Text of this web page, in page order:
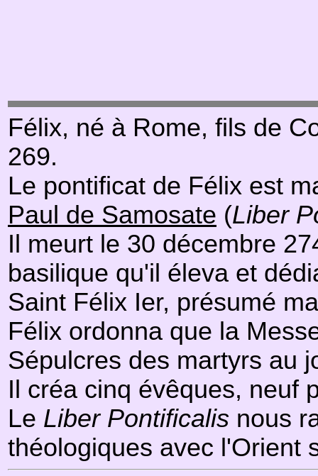
Félix, né à Rome, fils de
269.
Le pontificat de Félix est
Paul de Samosate (Liber
Il meurt le 30 décembre
basilique qu'il éleva et
Saint Félix Ier, présumé
Félix ordonna que la
Sépulcres des martyrs au
Il créa cinq évêques, neuf
Le Liber Pontificalis nous
théologiques avec l'Orient